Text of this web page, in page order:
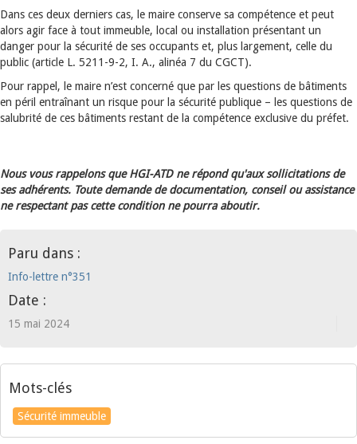
Dans ces deux derniers cas, le maire conserve sa compétence et peut
alors agir face à tout immeuble, local ou installation présentant un
danger pour la sécurité de ses occupants et, plus largement, celle du
public (article L. 5211-9-2, I. A., alinéa 7 du CGCT).
Pour rappel, le maire n’est concerné que par les questions de bâtiments
en péril entraînant un risque pour la sécurité publique – les questions de
salubrité de ces bâtiments restant de la compétence exclusive du préfet.
Nous vous rappelons que HGI-ATD ne répond qu'aux sollicitations de
ses adhérents. Toute demande de documentation, conseil ou assistance
ne respectant pas cette condition ne pourra aboutir.
Paru dans :
Info-lettre n°351
Date :
15 mai 2024
Mots-clés
Sécurité immeuble